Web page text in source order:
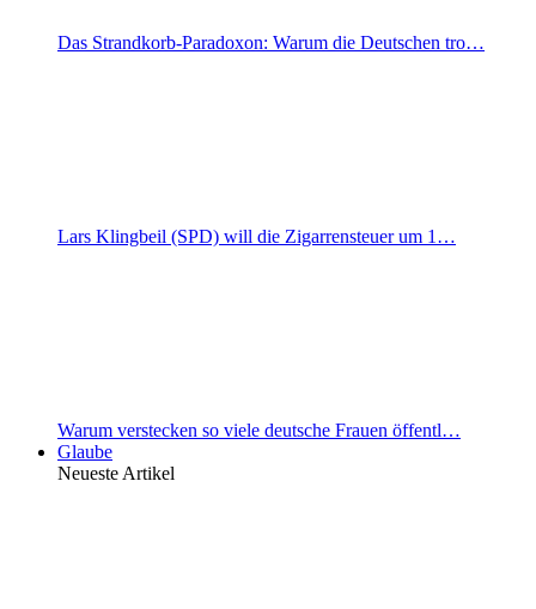
Das Strandkorb-Paradoxon: Warum die Deutschen tro…
Lars Klingbeil (SPD) will die Zigarrensteuer um 1…
Warum verstecken so viele deutsche Frauen öffentl…
Glaube
Neueste Artikel